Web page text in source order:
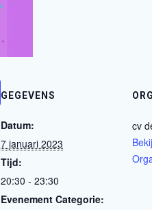
GEGEVENS
Datum:
7 januari 2023
Tijd:
20:30 - 23:30
Evenement Categorie:
cv